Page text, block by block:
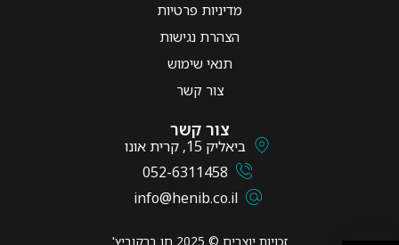
מדיניות פרטיות
הצהרת נגישות
תנאי שימוש
צור קשר
צור קשר
ביאליק 15, קרית אונו
052-6311458
info@henib.co.il
זכויות יוצרים © ‎2025‎ ‏חן ברקוביץ'